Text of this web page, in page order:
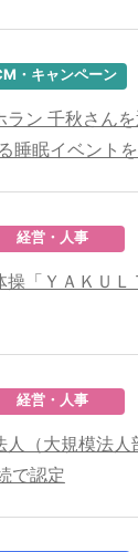
・キャンペーン
ン 千秋さん
睡眠イベント
経営・人事
操「ＹＡＫＵ
経営・人事
人（大規模法
で認定